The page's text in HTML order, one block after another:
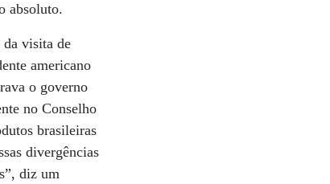
absoluto.
visita de
americano
o governo
no Conselho
brasileiras
divergências
diz um